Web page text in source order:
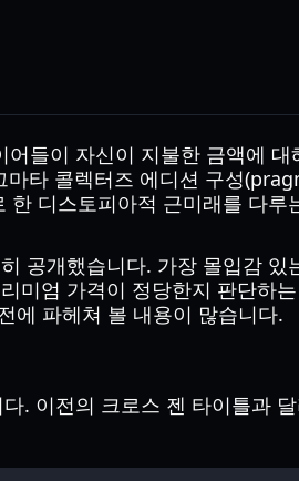
들이 자신이 지불한 금액에
마타 콜렉터즈 에디션 구성
디스토피아적 근미래를 다루
공개했습니다. 가장 몰입감 있
미엄 가격이 정당한지 판단하
에 파헤쳐 볼 내용이 많습니다.
. 이전의 크로스 젠 타이틀과